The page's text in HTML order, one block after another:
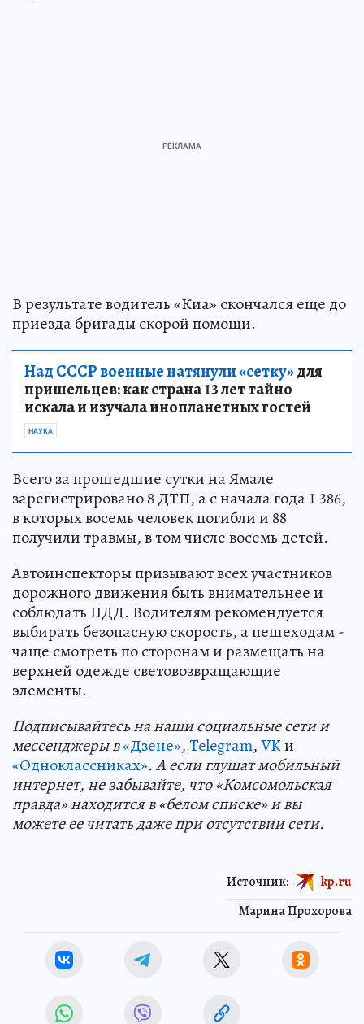
В результате водитель «Киа» скончался еще до
приезда бригады скорой помощи.
Над СССР военные натянули «сетку»для
пришельцев: как страна 13 лет тайно
искала и изучала инопланетных гостей
НАУКА
Всего за прошедшие сутки на Ямале
зарегистрировано 8 ДТП, а с начала года 1 386,
в которых восемь человек погибли и 88
получили травмы, в том числе восемь детей.
Автоинспекторы призывают всех участников
дорожного движения быть внимательнее и
соблюдать ПДД. Водителям рекомендуется
выбирать безопасную скорость, а пешеходам -
чаще смотреть по сторонам и размещать на
верхней одежде световозвращающие
элементы.
Подписывайтесь на наши социальные сети и
мессенджеры в«Дзене»,Telegram,VKи
«Одноклассниках». А если глушат мобильный
интернет, не забывайте, что «Комсомольская
правда» находится в «белом списке» и вы
можете ее читать даже при отсутствии сети.
Марина Прохорова
Источник: kp.ru